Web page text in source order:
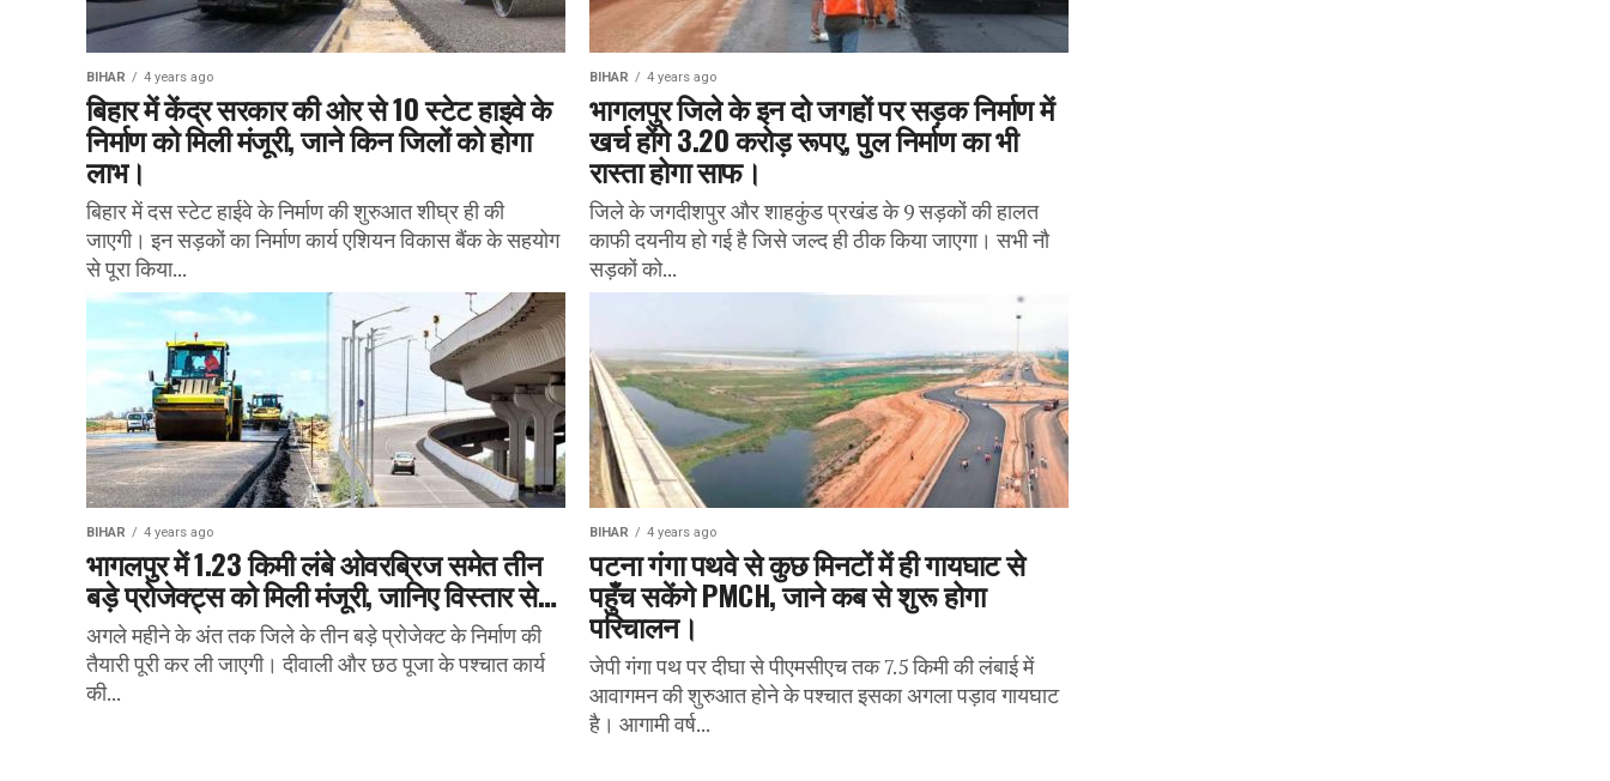
BIHAR 4 years ago
बिहार में केंद्र सरकार की ओर से 10 स्टेट हाइवे के
निर्माण को मिली मंजूरी, जाने किन जिलों को होगा
लाभ।
बिहार में दस स्टेट हाईवे के निर्माण की शुरुआत शीघ्र ही की
जाएगी। इन सड़कों का निर्माण कार्य एशियन विकास बैंक के सहयोग
से पूरा किया...
BIHAR 4 years ago
भागलपुर जिले के इन दो जगहों पर सड़क निर्माण में
खर्च होंगे 3.20 करोड़ रूपए, पुल निर्माण का भी
रास्ता होगा साफ।
जिले के जगदीशपुर और शाहकुंड प्रखंड के 9 सड़कों की हालत
काफी दयनीय हो गई है जिसे जल्द ही ठीक किया जाएगा। सभी नौ
सड़कों को...
BIHAR 4 years ago
भागलपुर में 1.23 किमी लंबे ओवरब्रिज समेत तीन
बड़े प्रोजेक्ट्स को मिली मंजूरी, जानिए विस्तार से…
अगले महीने के अंत तक जिले के तीन बड़े प्रोजेक्ट के निर्माण की
तैयारी पूरी कर ली जाएगी। दीवाली और छठ पूजा के पश्चात कार्य
की...
BIHAR 4 years ago
पटना गंगा पथवे से कुछ मिनटों में ही गायघाट से
पहुँच सकेंगे PMCH, जाने कब से शुरू होगा
परिचालन।
जेपी गंगा पथ पर दीघा से पीएमसीएच तक 7.5 किमी की लंबाई में
आवागमन की शुरुआत होने के पश्चात इसका अगला पड़ाव गायघाट
है। आगामी वर्ष...